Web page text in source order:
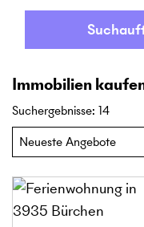
Immobilien
Suchergebnisse: 14